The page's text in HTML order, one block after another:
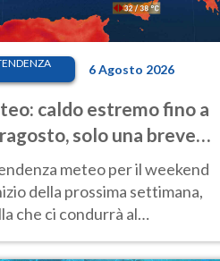
6 Agosto 2026
caldo estremo fino a
solo una breve
Ecco dove
meteo per il weekend
della prossima settimana,
che ci condurrà al